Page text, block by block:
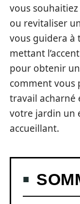
vous
ou revitaliser
vous guidera à
mettant
pour obtenir
comment vous
travail acharné
votre jardin un
accueillant.